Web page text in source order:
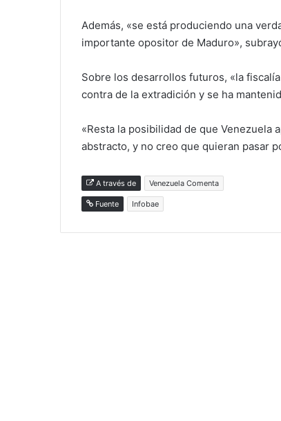
Además, «se está produciendo una
importante opositor de Maduro»,
Sobre los desarrollos futuros, «la
contra de la extradición y se ha
«Resta la posibilidad de que Venezuela
abstracto, y no creo que quieran pasar
A través de Venezuela Comenta
Fuente Infobae